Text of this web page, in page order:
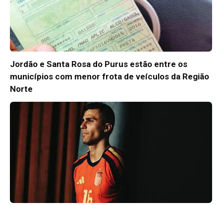
Jordão e Santa Rosa do Purus estão entre os
municípios com menor frota de veículos da Região
Norte